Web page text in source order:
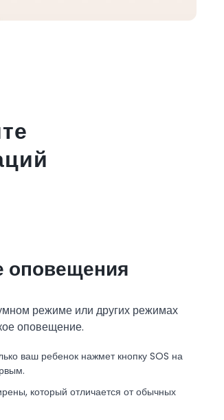
оповещения
режиме или других режимах
оповещение.
ваш ребенок нажмет кнопку SOS на
который отличается от обычных